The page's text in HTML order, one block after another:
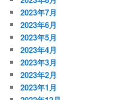
2023年7月
2023年6月
2023年5月
2023年4月
2023年3月
2023年2月
2023年1月